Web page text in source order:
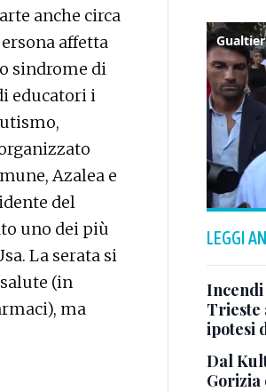
anche circa
affetta
sindrome di
educatori i
Azalea e
del
uno dei più
La serata si
(in
ma
LEGGI
Trieste
ipotesi
Dal
Gorizia